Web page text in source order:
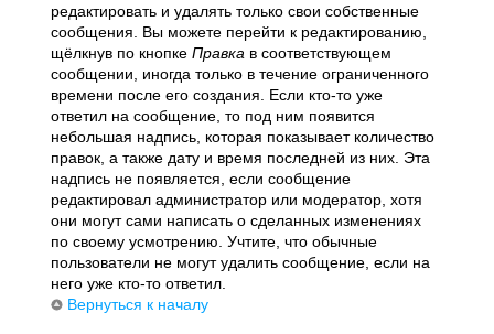
редактировать и удалять только свои собственные
сообщения. Вы можете перейти к редактированию,
щёлкнув по кнопкеПравка в соответствующем
сообщении, иногда только в течение ограниченного
времени после его создания. Если кто-то уже
ответил на сообщение, то под ним появится
небольшая надпись, которая показывает количество
правок, а также дату и время последней из них. Эта
надпись не появляется, если сообщение
редактировал администратор или модератор, хотя
они могут сами написать о сделанных изменениях
по своему усмотрению. Учтите, что обычные
пользователи не могут удалить сообщение, если на
него уже кто-то ответил.
Вернуться к началу